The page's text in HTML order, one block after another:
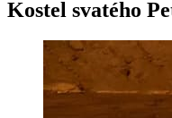
Kostel svatého